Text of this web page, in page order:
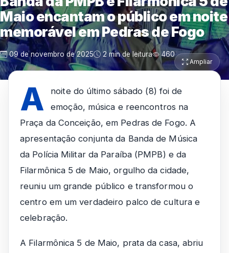
Maio encantam o público em noite
memorável em Pedras de Fogo
09 de novembro de 2025 2 min de leitura 460
Ampliar
A
noite do último sábado (8) foi de
emoção, música e reencontros na
Praça da Conceição, em Pedras de Fogo. A
apresentação conjunta da Banda de Música
da Polícia Militar da Paraíba (PMPB) e da
Filarmônica 5 de Maio, orgulho da cidade,
reuniu um grande público e transformou o
centro em um verdadeiro palco de cultura e
celebração.
A Filarmônica 5 de Maio, prata da casa, abriu